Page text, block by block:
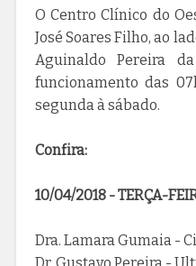
O Centro Clínico do
José Soares Filho, ao
Aguinaldo Pereira
funcionamento das
segunda à sábado.
Confira:
10/04/2018 - TERÇA-
Dra. Lamara Gumaia -